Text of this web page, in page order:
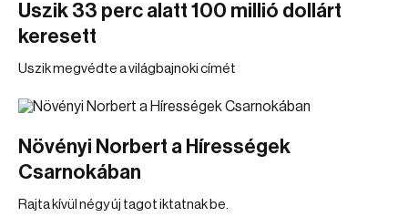
Uszik 33 perc alatt 100 millió dollárt
keresett
Uszik megvédte a világbajnoki címét
Növényi Norbert a Hírességek
Csarnokában
Rajta kívül négy új tagot iktatnak be.